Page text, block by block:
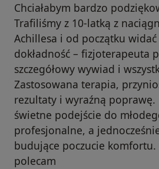
Chciałabym bardzo
Trafiliśmy z 10-latką z
Achillesa i od początku widać
dokładność – fizjoterapeuta
szczegółowy wywiad i
Zastosowana terapia,
rezultaty i wyraźną
świetne podejście do
profesjonalne, a
budujące poczucie
polecam